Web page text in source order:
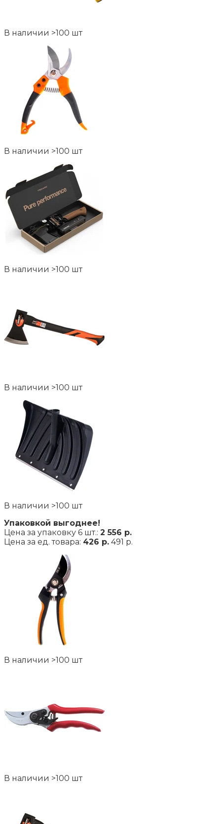
В наличии >100 шт
В наличии >100 шт
В наличии >100 шт
В наличии >100 шт
В наличии >100 шт
Упаковкой выгоднее!
Цена за упаковку 6 шт.: 2 556 р.
Цена за ед. товара: 426 р. 491 р.
В наличии >100 шт
В наличии >100 шт